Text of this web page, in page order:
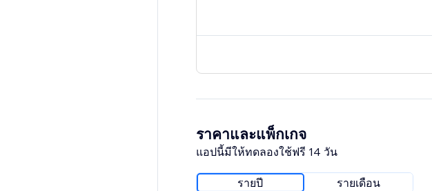
ราคาและแพ็กเกจ
แอปนี้มีให้ทดลองใช้ฟรี 14 วัน
รายปี รายเดือน